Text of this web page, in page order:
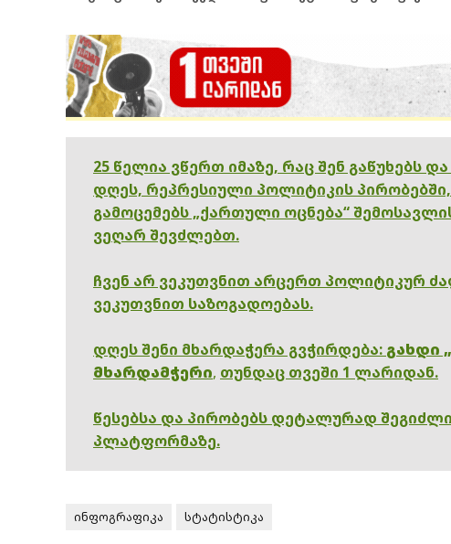
25 წელია ვწერთ იმაზე, რაც შენ გაწუხებს
დღეს, რეპრესიული პოლიტიკის
გამოცემებს „ქართული ოცნება“
ვეღარ შევძლებთ.
ჩვენ არ ვეკუთვნით არცერთ პოლიტიკურ
ვეკუთვნით საზოგადოებას.
დღეს შენი მხარდაჭერა გვჭირდება: გახდი
მხარდამჭერი, თუნდაც თვეში 1 ლარიდან.
წესებსა და პირობებს დეტალურად
პლატფორმაზე.
ინფოგრაფიკა სტატისტიკა